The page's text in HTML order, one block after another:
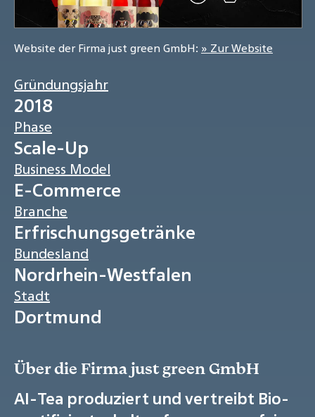
Website der Firma just green GmbH: » Zur Website
Gründungsjahr
2018
Phase
Scale-Up
Business Model
E-Commerce
Branche
Erfrischungsgetränke
Bundesland
Nordrhein-Westfalen
Stadt
Dortmund
Über die Firma just green GmbH
AI-Tea produziert und vertreibt Bio-